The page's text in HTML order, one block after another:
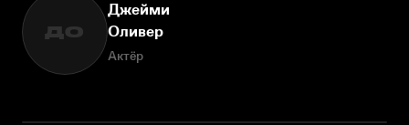
ДО
Джейми
Оливер
Актёр